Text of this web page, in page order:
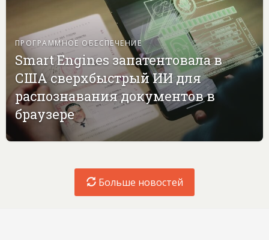
ПРОГРАММНОЕ ОБЕСПЕЧЕНИЕ
Smart Engines запатентовала в
США сверхбыстрый ИИ для
распознавания документов в
браузере
Больше новостей